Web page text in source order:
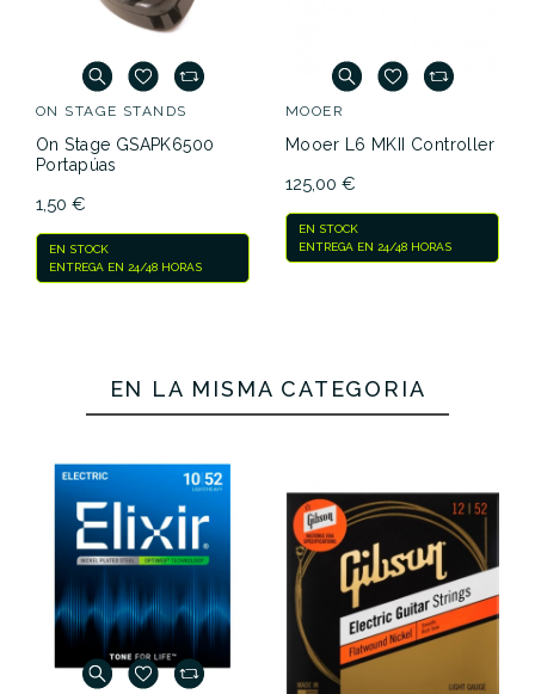
ON STAGE STANDS
On Stage GSAPK6500
Portapúas
1,50 €
EN STOCK
ENTREGA EN 24/48 HORAS
MOOER
Mooer L6 MKII Controller
125,00 €
EN STOCK
ENTREGA EN 24/48 HORAS
EN LA MISMA CATEGORÍA